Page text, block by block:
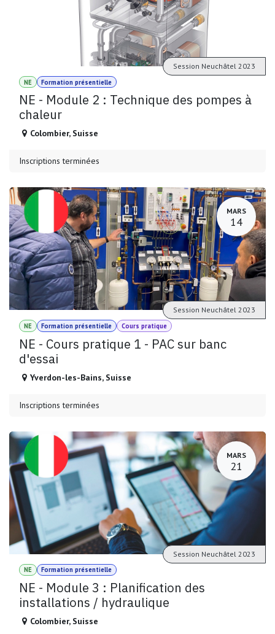
NE Formation présentielle
NE - Module 2 : Technique des pompes à
chaleur
Session Neuchâtel 2023
Colombier, Suisse
Inscriptions terminées
MARS
14
NE Formation présentielle Cours pratique
NE - Cours pratique 1 - PAC sur banc
d'essai
Session Neuchâtel 2023
Yverdon-les-Bains, Suisse
Inscriptions terminées
MARS
21
NE Formation présentielle
NE - Module 3 : Planification des
installations / hydraulique
Session Neuchâtel 2023
Colombier, Suisse